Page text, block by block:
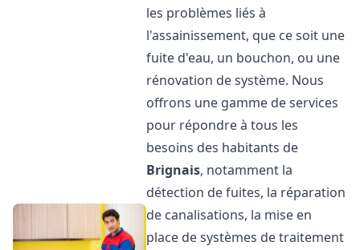
les problèmes liés à
l'assainissement, que ce soit une
fuite d'eau, un bouchon, ou une
rénovation de système. Nous
offrons une gamme de services
pour répondre à tous les
besoins des habitants de
Brignais, notamment la
détection de fuites, la réparation
de canalisations, la mise en
place de systèmes de traitement